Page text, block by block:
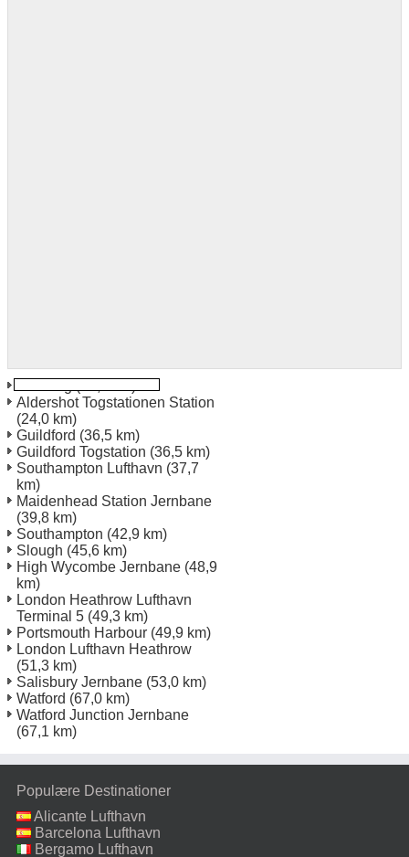
Aldershot Togstationen Station
(24,0 km)
Guildford (36,5 km)
Guildford Togstation (36,5 km)
Southampton Lufthavn (37,7
km)
Maidenhead Station Jernbane
(39,8 km)
Southampton (42,9 km)
Slough (45,6 km)
High Wycombe Jernbane (48,9
km)
London Heathrow Lufthavn
Terminal 5 (49,3 km)
Portsmouth Harbour (49,9 km)
London Lufthavn Heathrow
(51,3 km)
Salisbury Jernbane (53,0 km)
Watford (67,0 km)
Watford Junction Jernbane
(67,1 km)
Populære Destinationer
Alicante Lufthavn
Barcelona Lufthavn
Bergamo Lufthavn